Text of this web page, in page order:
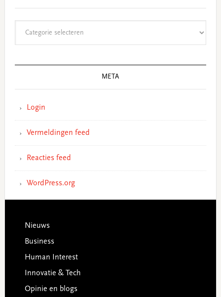
META
Login
Vermeldingen feed
Reacties feed
WordPress.org
Footer
Nieuws
Business
Human Interest
Innovatie & Tech
Opinie en blogs